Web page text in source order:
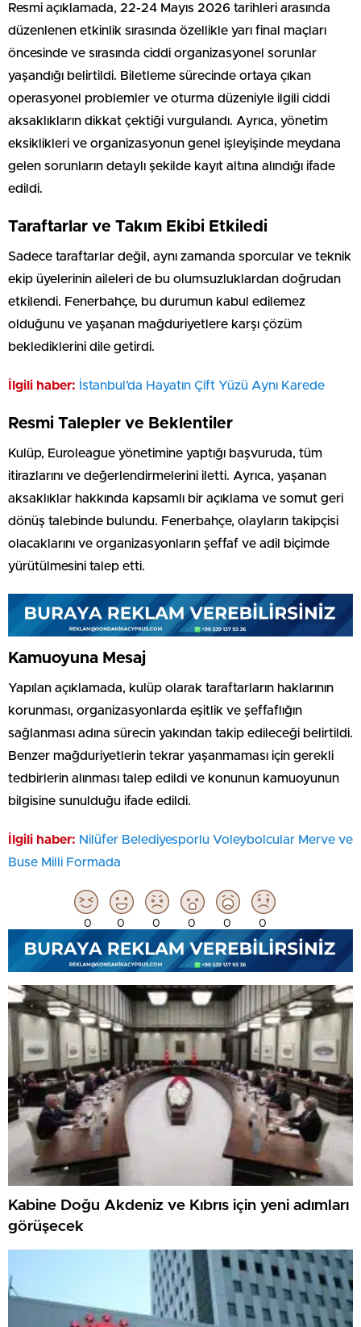
Resmi açıklamada, 22-24 Mayıs 2026 tarihleri arasında
düzenlenen etkinlik sırasında özellikle yarı final maçları
öncesinde ve sırasında ciddi organizasyonel sorunlar
yaşandığı belirtildi. Biletleme sürecinde ortaya çıkan
operasyonel problemler ve oturma düzeniyle ilgili ciddi
aksaklıkların dikkat çektiği vurgulandı. Ayrıca, yönetim
eksiklikleri ve organizasyonun genel işleyişinde meydana
gelen sorunların detaylı şekilde kayıt altına alındığı ifade
edildi.
Taraftarlar ve Takım Ekibi Etkiledi
Sadece taraftarlar değil, aynı zamanda sporcular ve teknik
ekip üyelerinin aileleri de bu olumsuzluklardan doğrudan
etkilendi. Fenerbahçe, bu durumun kabul edilemez
olduğunu ve yaşanan mağduriyetlere karşı çözüm
beklediklerini dile getirdi.
İlgili haber: İstanbul’da Hayatın Çift Yüzü Aynı Karede
Resmi Talepler ve Beklentiler
Kulüp, Euroleague yönetimine yaptığı başvuruda, tüm
itirazlarını ve değerlendirmelerini iletti. Ayrıca, yaşanan
aksaklıklar hakkında kapsamlı bir açıklama ve somut geri
dönüş talebinde bulundu. Fenerbahçe, olayların takipçisi
olacaklarını ve organizasyonların şeffaf ve adil biçimde
yürütülmesini talep etti.
Kamuoyuna Mesaj
Yapılan açıklamada, kulüp olarak taraftarların haklarının
korunması, organizasyonlarda eşitlik ve şeffaflığın
sağlanması adına sürecin yakından takip edileceği belirtildi.
Benzer mağduriyetlerin tekrar yaşanmaması için gerekli
tedbirlerin alınması talep edildi ve konunun kamuoyunun
bilgisine sunulduğu ifade edildi.
İlgili haber: Nilüfer Belediyesporlu Voleybolcular Merve ve
Buse Milli Formada
0 0 0 0 0 0
Kabine Doğu Akdeniz ve Kıbrıs için yeni adımları
görüşecek